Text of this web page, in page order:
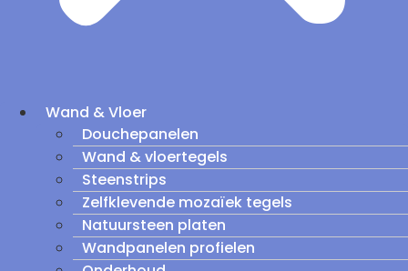
Wand & Vloer
Douchepanelen
Wand & vloertegels
Steenstrips
Zelfklevende mozaïek tegels
Natuursteen platen
Wandpanelen profielen